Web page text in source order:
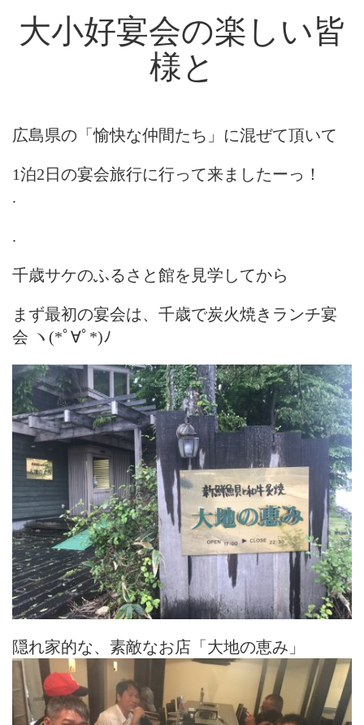
大小好宴会の楽しい皆
様と
広島県の「愉快な仲間たち」に混ぜて頂いて
1泊2日の宴会旅行に行って来ましたーっ！
.
.
千歳サケのふるさと館を見学してから
まず最初の宴会は、千歳で炭火焼きランチ宴
会 ヽ(*ﾟ∀ﾟ*)ﾉ
隠れ家的な、素敵なお店「大地の恵み」